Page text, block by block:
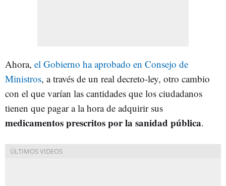
Ahora, el Gobierno ha aprobado en Consejo de
Ministros, a través de un real decreto-ley, otro cambio
con el que varían las cantidades que los ciudadanos
tienen que pagar a la hora de adquirir sus
medicamentos prescritos por la sanidad pública.